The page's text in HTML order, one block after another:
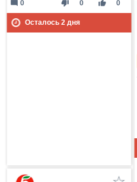
thumb_down 0 thumb_up 0
mode_comment 0
Осталось 2дня